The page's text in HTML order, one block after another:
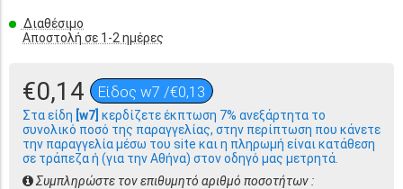
Διαθέσιμο
Αποστολή σε 1-2 ημέρες
€0,14 Είδος w7 /€0,13
Στα είδη [w7] κερδίζετε έκπτωση 7% ανεξάρτητα το
συνολικό ποσό της παραγγελίας, στην περίπτωση που κάνετε
την παραγγελία μέσω του site και η πληρωμή είναι κατάθεση
σε τράπεζα ή (για την Αθήνα) στον οδηγό μας μετρητά.
Συμπληρώστε τον επιθυμητό αριθμό ποσοτήτων :